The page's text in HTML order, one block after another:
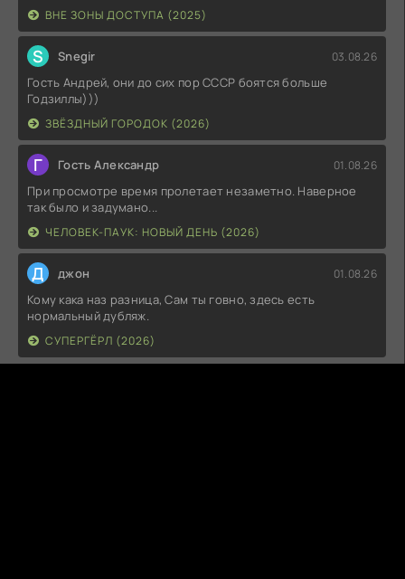
ВНЕ ЗОНЫ ДОСТУПА (2025)
S Snegir 03.08.26
Гость Андрей, они до сих пор СССР боятся больше
Годзиллы)))
ЗВЁЗДНЫЙ ГОРОДОК (2026)
Г Гость Александр 01.08.26
При просмотре время пролетает незаметно. Наверное
так было и задумано...
ЧЕЛОВЕК-ПАУК: НОВЫЙ ДЕНЬ (2026)
Д джон 01.08.26
Кому кака наз разница, Сам ты говно, здесь есть
нормальный дубляж.
СУПЕРГЁРЛ (2026)